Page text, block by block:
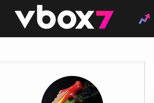
👾